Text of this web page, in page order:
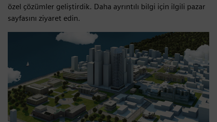
özel çözümler geliştirdik. Daha ayrıntılı bilgi için ilgili pazar
sayfasını ziyaret edin.